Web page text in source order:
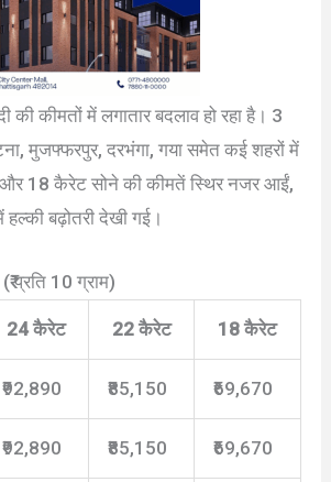
की कीमतों में लगातार बदलाव हो रहा है। 3
मुजफ्फरपुर, दरभंगा, गया समेत कई शहरों में
18 कैरेट सोने की कीमतें स्थिर नजर आईं,
बढ़ोतरी देखी गई।
प्रति 10 ग्राम)
24 कैरेट 22 कैरेट 18 कैरेट
₹92,890 ₹85,150 ₹69,670
₹92,890 ₹85,150 ₹69,670